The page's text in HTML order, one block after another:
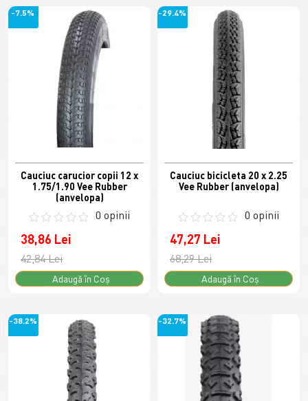
-7.5%
Cauciuc carucior copii 12 x
1.75/1.90 Vee Rubber
(anvelopa)
0 opinii
38,86 Lei
42,84 Lei
Adaugă în Coş
-29.4%
Cauciuc bicicleta 20 x 2.25
Vee Rubber (anvelopa)
0 opinii
47,27 Lei
68,29 Lei
Adaugă în Coş
-38.2% -32.7%